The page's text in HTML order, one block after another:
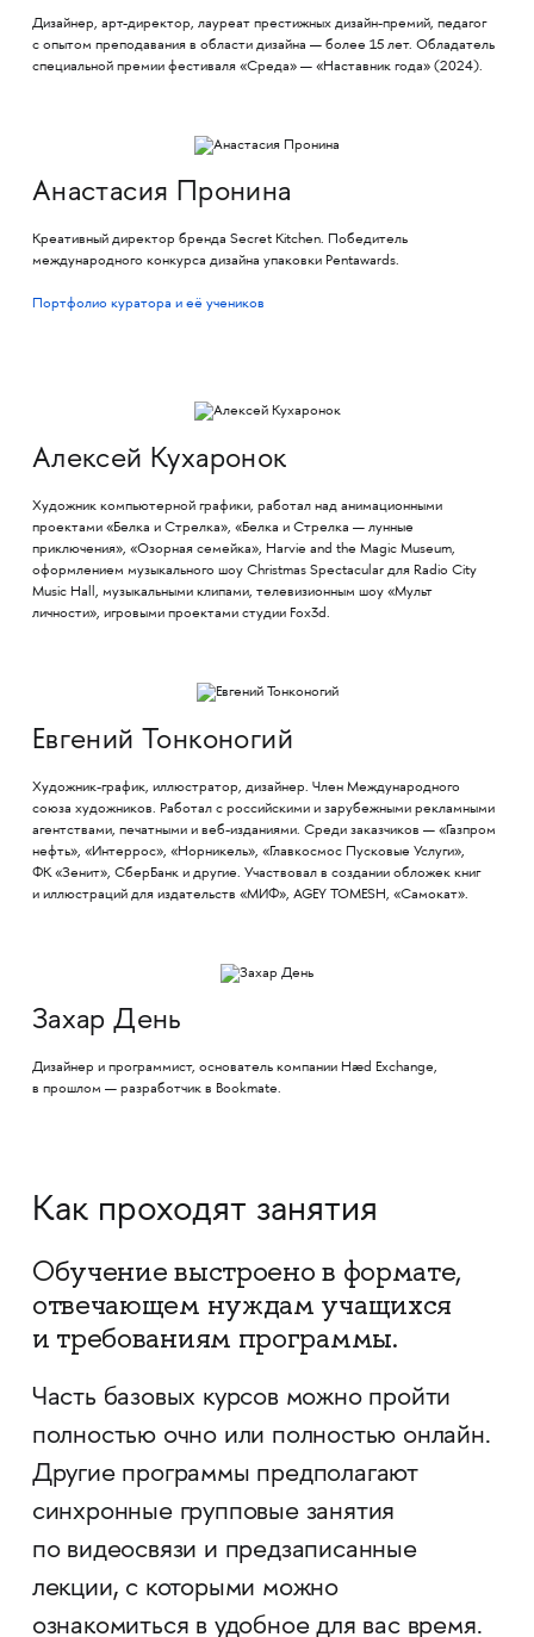
Дизайнер, арт-директор, лауреат престижных дизайн-премий, педагог
с опытом преподавания в области дизайна — более 15 лет. Обладатель
специальной премии фестиваля «Среда» — «Наставник года» (2024).
Анастасия Пронина
Креативный директор бренда Secret Kitchen. Победитель
международного конкурса дизайна упаковки Pentawards.
Портфолио куратора и её учеников
Алексей Кухаронок
Художник компьютерной графики, работал над анимационными
проектами «Белка и Стрелка», «Белка и Стрелка — лунные
приключения», «Озорная семейка», Harvie and the Magic Museum,
оформлением музыкального шоу Christmas Spectacular для Radio City
Music Hall, музыкальными клипами, телевизионным шоу «Мульт
личности», игровыми проектами студии Fox3d.
Евгений Тонконогий
Художник-график, иллюстратор, дизайнер. Член Международного
союза художников. Работал с российскими и зарубежными рекламными
агентствами, печатными и веб-изданиями. Среди заказчиков — «Газпром
нефть», «Интеррос», «Норникель», «Главкосмос Пусковые Услуги»,
ФК «Зенит», СберБанк и другие. Участвовал в создании обложек книг
и иллюстраций для издательств «МИФ», AGEY TOMESH, «Самокат».
Захар День
Дизайнер и программист, основатель компании Hæd Exchange,
в прошлом — разработчик в Bookmate.
Как проходят занятия
Обучение выстроено в формате,
отвечающем нуждам учащихся
и требованиям программы.
Часть базовых курсов можно пройти
полностью очно или полностью онлайн.
Другие программы предполагают
синхронные групповые занятия
по видеосвязи и предзаписанные
лекции, с которыми можно
ознакомиться в удобное для вас время.